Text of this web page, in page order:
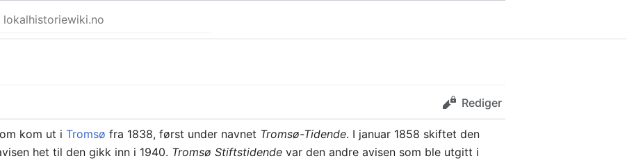
Rediger
kom ut iTromsø fra 1838, først under navnet Tromsø-Tidende. I januar 1858 skiftet den
het til den gikk inn i 1940. Tromsø Stiftstidende var den andre avisen som ble utgitt i